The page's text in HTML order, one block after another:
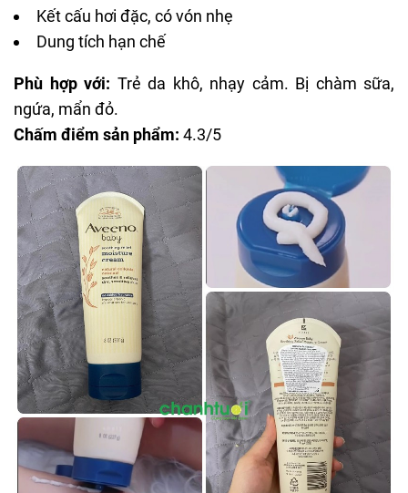
Kết cấu hơi đặc, có vón nhẹ
Dung tích hạn chế
Phù hợp với: Trẻ da khô, nhạy cảm. Bị chàm sữa,
ngứa, mẩn đỏ.
Chấm điểm sản phẩm: 4.3/5